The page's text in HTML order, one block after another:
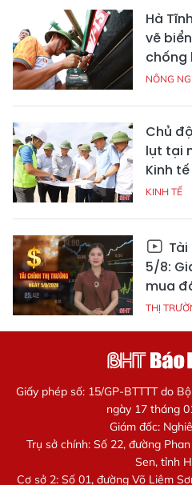
Hà
vẽ
chống
NÔNG
Chủ
lụt tại
Kinh
KINH TẾ
5/8:
mua
THỊ
Giấy phép số: 15/GP-BTTTT do
ngày 17 tháng
Giám đốc:
Trụ sở chính: Số 22, đường
Sen, tỉnh
Cơ sở 2: Số 01, đường Võ Liêm